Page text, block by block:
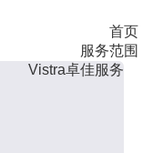
首页
服务范围
Vistra卓佳服务